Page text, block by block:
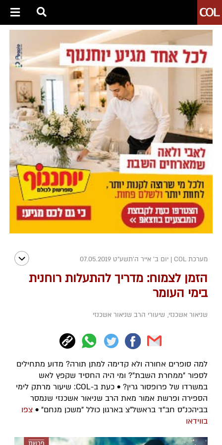
מערכת COL | יום ב' אייר ה׳תשע״ט 07.05.2019
הזמן לצמוח: מדריך להתעלות רוחנית
בימי העומר
שניאור אשכנזי, שיעורי הרב שניאור אשכנזי
למה סופרים אחורה ולא קדימה למתן תורה? מדוע מתחילים
לספור "ממחרת השבת"? ומי היה החסיד שקפץ לאש
במשרדו של פרופסור גרין? • כעת ב-COL: שיעור מרתק לימי
הספירה ופרשת אמור מאת הרב שניאור אשכנזי שנמסר
בביהכנ"ס חב"ד בראשל"צ בארגון כולל "משכן מנחם" • צפו
בווידאו